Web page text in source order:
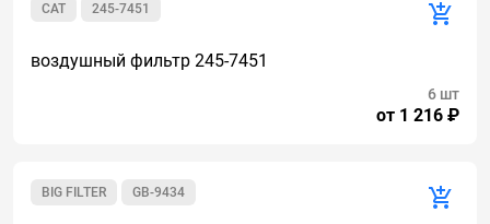
245-7451
CAT
воздушный фильтр 245-7451
от 1 216 ₽
6 шт
GB-9434
BIG FILTER